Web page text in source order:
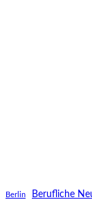
Berlin Berufliche